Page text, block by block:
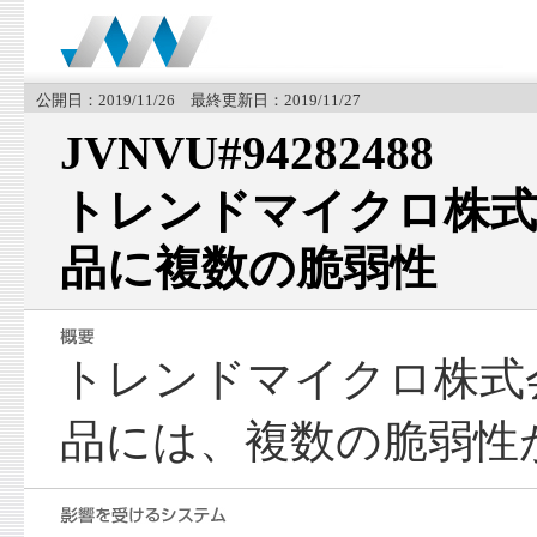
公開日：2019/11/26 最終更新日：2019/11/27
JVNVU#94282488
トレンドマイクロ株
品に複数の脆弱性
トレンドマイクロ株
品には、複数の脆弱